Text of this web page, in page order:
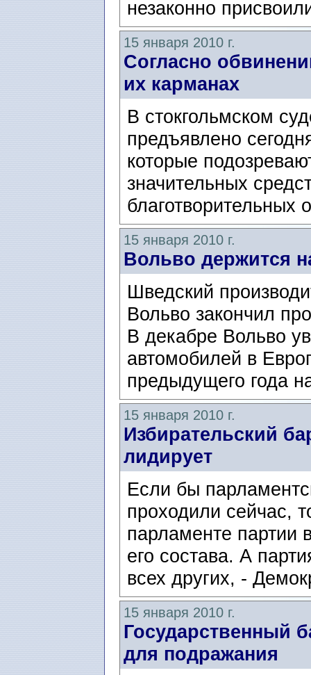
незаконно
15 января 2010 г.
Согласно
их карманах
В стокгольмском
предъявлено
которые
значительных
благотворительных
15 января 2010 г.
Вольво держится
Шведский
Вольво закончил
В декабре Вольво
автомобилей в
предыдущего года
15 января 2010 г.
Избирательский
лидирует
Если бы
проходили сейчас,
парламенте
его состава. А
всех других, -
15 января 2010 г.
Государственный
для подражания